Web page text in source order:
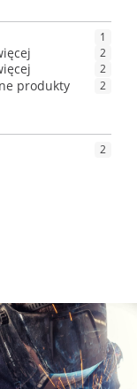
1
2
2
produkty 2
2